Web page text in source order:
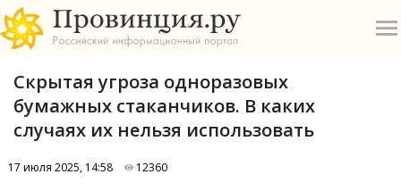
Скрытая угроза одноразовых
бумажных стаканчиков. В каких
случаях их нельзя использовать
17 июля 2025, 14:58 12360